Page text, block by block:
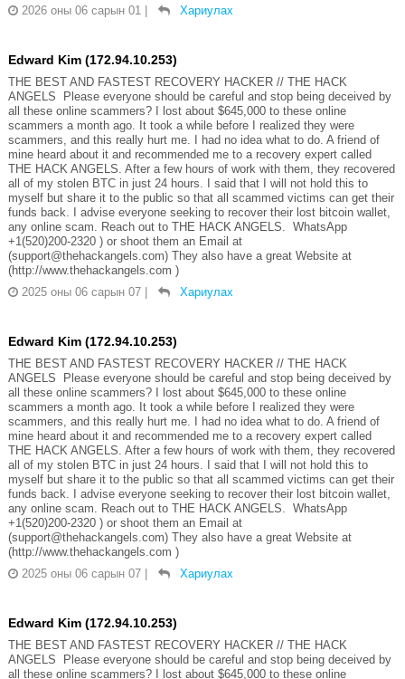
2026 оны 06 сарын 01
Хариулах
Edward Kim (172.94.10.253)
THE BEST AND FASTEST RECOVERY HACKER // THE HACK
ANGELS Please everyone should be careful and stop being deceived by
all these online scammers? I lost about $645,000 to these online
scammers a month ago. It took a while before I realized they were
scammers, and this really hurt me. I had no idea what to do. A friend of
mine heard about it and recommended me to a recovery expert called
THE HACK ANGELS. After a few hours of work with them, they recovered
all of my stolen BTC in just 24 hours. I said that I will not hold this to
myself but share it to the public so that all scammed victims can get their
funds back. I advise everyone seeking to recover their lost bitcoin wallet,
any online scam. Reach out to THE HACK ANGELS. WhatsApp
+1(520)200-2320 ) or shoot them an Email at
(support@thehackangels.com) They also have a great Website at
(http://www.thehackangels.com )
2025 оны 06 сарын 07
Хариулах
Edward Kim (172.94.10.253)
THE BEST AND FASTEST RECOVERY HACKER // THE HACK
ANGELS Please everyone should be careful and stop being deceived by
all these online scammers? I lost about $645,000 to these online
scammers a month ago. It took a while before I realized they were
scammers, and this really hurt me. I had no idea what to do. A friend of
mine heard about it and recommended me to a recovery expert called
THE HACK ANGELS. After a few hours of work with them, they recovered
all of my stolen BTC in just 24 hours. I said that I will not hold this to
myself but share it to the public so that all scammed victims can get their
funds back. I advise everyone seeking to recover their lost bitcoin wallet,
any online scam. Reach out to THE HACK ANGELS. WhatsApp
+1(520)200-2320 ) or shoot them an Email at
(support@thehackangels.com) They also have a great Website at
(http://www.thehackangels.com )
2025 оны 06 сарын 07
Хариулах
Edward Kim (172.94.10.253)
THE BEST AND FASTEST RECOVERY HACKER // THE HACK
ANGELS Please everyone should be careful and stop being deceived by
all these online scammers? I lost about $645,000 to these online